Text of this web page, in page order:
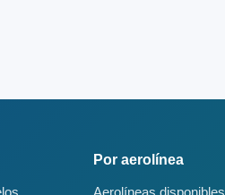
Por aerolínea